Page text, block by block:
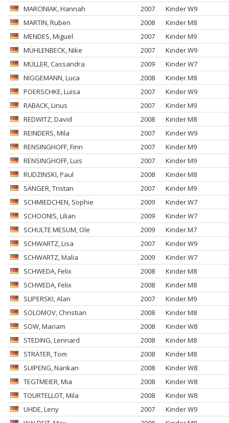
MARCINIAK, Hannah 2007
Kinder W9
MARTIN, Ruben 2008
Kinder M8
MENDES, Miguel 2007
Kinder M9
MÜHLENBECK, Nike 2007
Kinder W9
MÜLLER, Cassandra 2009
Kinder W7
NIGGEMANN, Luca 2008
Kinder M8
POERSCHKE, Luisa 2007
Kinder W9
RABACK, Linus 2007
Kinder M9
REDWITZ, David 2008
Kinder M8
REINDERS, Mila 2007
Kinder W9
RENSINGHOFF, Finn 2007
Kinder M9
RENSINGHOFF, Luis 2007
Kinder M9
RUDZINSKI, Paul 2008
Kinder M8
SÄNGER, Tristan 2007
Kinder M9
SCHMIEDCHEN, Sophie 2009
Kinder W7
SCHOONIS, Lilian 2009
Kinder W7
SCHULTE MESUM, Ole 2009
Kinder M7
SCHWARTZ, Lisa 2007
Kinder W9
SCHWARTZ, Malia 2009
Kinder W7
SCHWEDA, Felix 2008
Kinder M8
SCHWEDA, Felix 2008
Kinder M8
SLIPERSKI, Alan 2007
Kinder M9
SOLOMOV, Christian 2008
Kinder M8
SOW, Mariam 2008
Kinder W8
STEDING, Lennard 2008
Kinder M8
STRÄTER, Tom 2008
Kinder M8
SUIPENG, Narikan 2008
Kinder W8
TEGTMEIER, Mia 2008
Kinder W8
TOURTELLOT, Mila 2008
Kinder W8
UHDE, Leny 2007
Kinder W9